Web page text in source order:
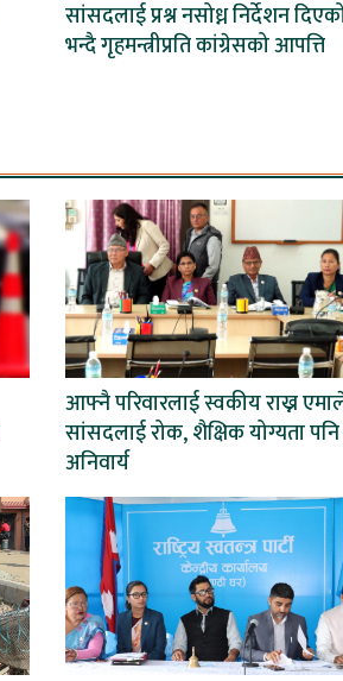
सांसदलाई प्रश्न नसोध्न निर्देशन
भन्दै गृहमन्त्रीप्रति कांग्रेसको आपत्ति
आफ्नै परिवारलाई स्वकीय राख्न
सांसदलाई रोक, शैक्षिक योग्यता पनि
अनिवार्य